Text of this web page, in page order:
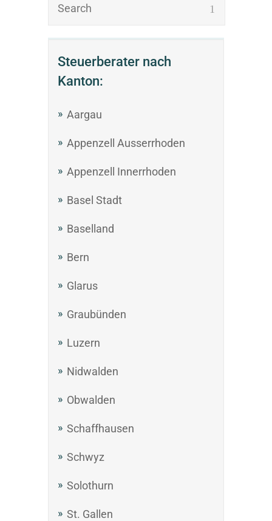
Steuerberater nach
Kanton:
Aargau
Appenzell Ausserrhoden
Appenzell Innerrhoden
Basel Stadt
Baselland
Bern
Glarus
Graubünden
Luzern
Nidwalden
Obwalden
Schaffhausen
Schwyz
Solothurn
St. Gallen